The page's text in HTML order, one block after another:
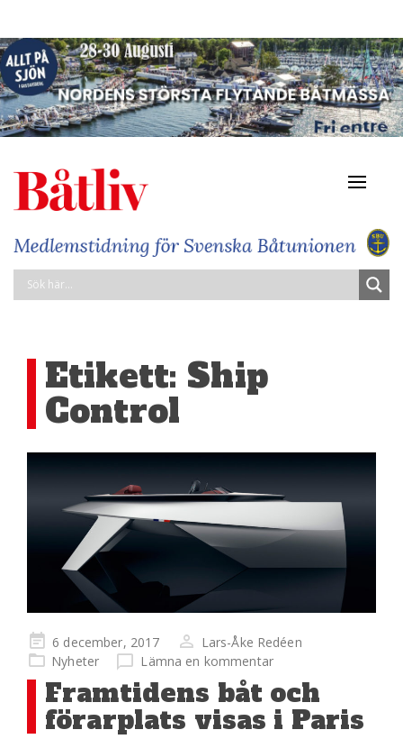
Etikett: Ship
Control
Publicerad
på
6 december, 2017
Lars-Åke Redéen
Nyheter
Lämna en kommentar
Framtidens båt och
förarplats visas i Paris